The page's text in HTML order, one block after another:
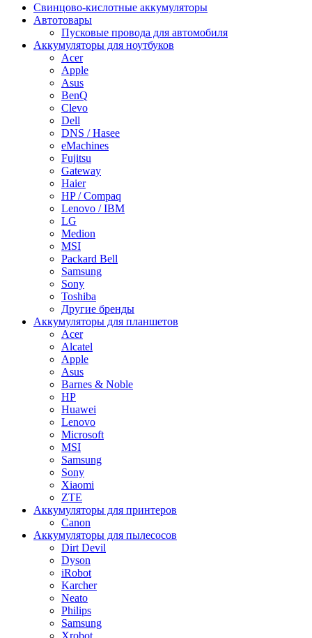
Cвинцово-кислотные аккумуляторы
Автотовары
Пусковые провода для автомобиля
Аккумуляторы для ноутбуков
Acer
Apple
Asus
BenQ
Clevo
Dell
DNS / Hasee
eMachines
Fujitsu
Gateway
Haier
HP / Compaq
Lenovo / IBM
LG
Medion
MSI
Packard Bell
Samsung
Sony
Toshiba
Другие бренды
Аккумуляторы для планшетов
Acer
Alcatel
Apple
Asus
Barnes & Noble
HP
Huawei
Lenovo
Microsoft
MSI
Samsung
Sony
Xiaomi
ZTE
Аккумуляторы для принтеров
Canon
Аккумуляторы для пылесосов
Dirt Devil
Dyson
iRobot
Karcher
Neato
Philips
Samsung
Xrobot